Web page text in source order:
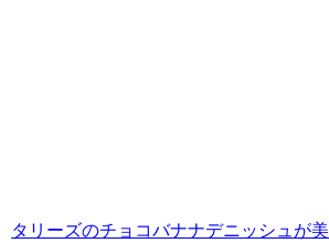
タリーズのチョコバナナデニッシュが美